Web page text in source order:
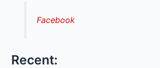
Facebook
Recent: